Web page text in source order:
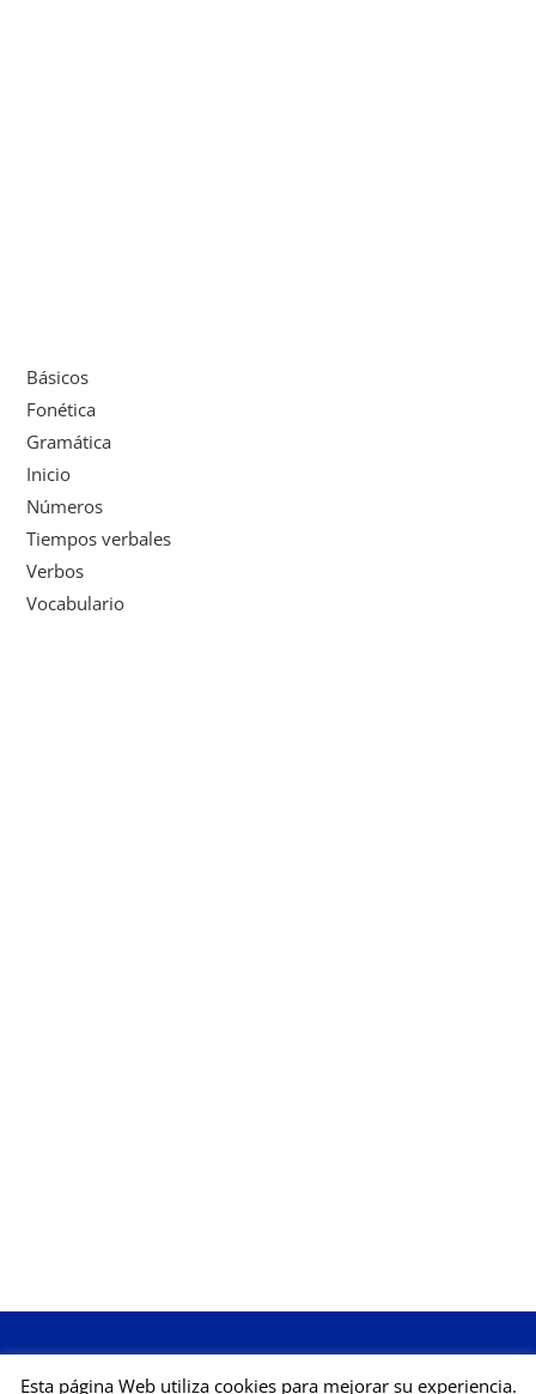
Básicos
Fonética
Gramática
Inicio
Números
Tiempos verbales
Verbos
Vocabulario
Esta página Web utiliza cookies para mejorar su experiencia.